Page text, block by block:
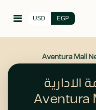
EGP
USD
الادارية
Aventura